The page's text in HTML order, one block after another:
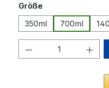
Größeauswählen
350ml
700ml
Produkt